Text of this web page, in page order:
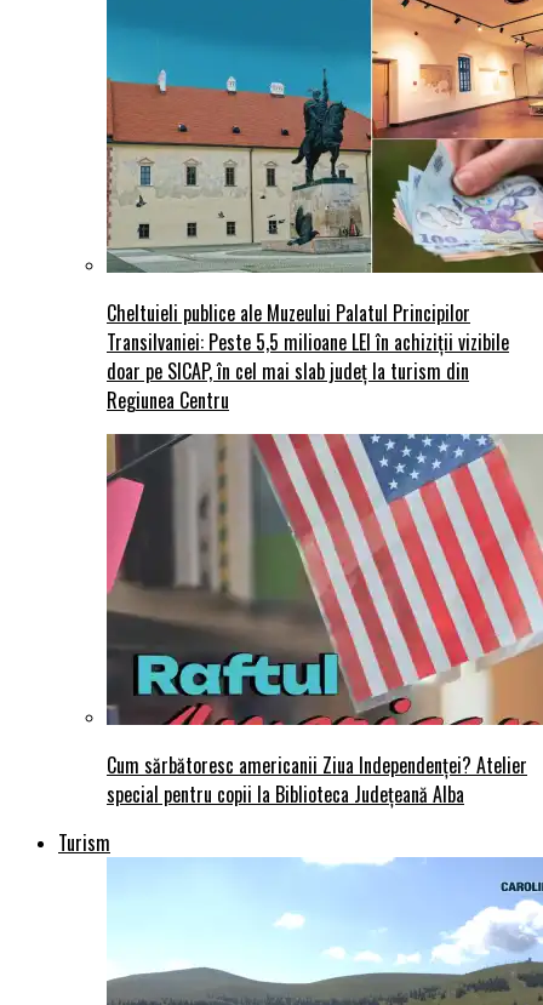
Cheltuieli publice ale Muzeului Palatul Principilor
Transilvaniei: Peste 5,5 milioane LEI în achiziții vizibile
doar pe SICAP, în cel mai slab județ la turism din
Regiunea Centru
Cum sărbătoresc americanii Ziua Independenței? Atelier
special pentru copii la Biblioteca Județeană Alba
Turism